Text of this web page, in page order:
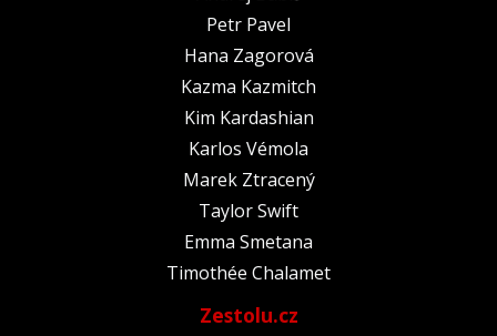
Petr Pavel
Hana Zagorová
Kazma Kazmitch
Kim Kardashian
Karlos Vémola
Marek Ztracený
Taylor Swift
Emma Smetana
Timothée Chalamet
Zestolu.cz